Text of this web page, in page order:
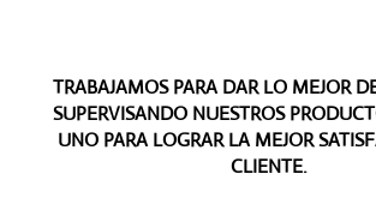
TRABAJAMOS PARA DAR LO MEJOR
SUPERVISANDO NUESTROS
UNO PARA LOGRAR LA MEJOR
CLIENTE.